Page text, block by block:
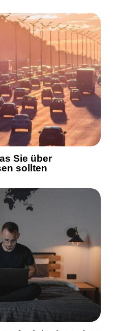
Sie über
sollten